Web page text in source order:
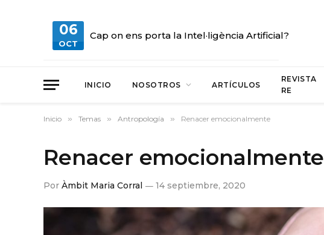
06
OCT
Cap on ens porta la Intel·ligència Artificial?
INICIO NOSOTROS ARTÍCULOS
REVISTA
RE
Inicio » Temas » Antropología » Renacer emocionalmente
Renacer emocionalmente
Por Àmbit Maria Corral 14 septiembre, 2020